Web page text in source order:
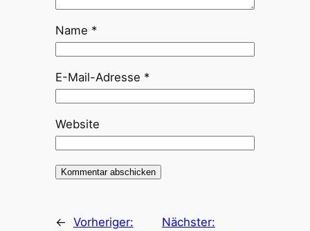
Name *
E-Mail-Adresse *
Website
← Vorheriger:
Nächster: